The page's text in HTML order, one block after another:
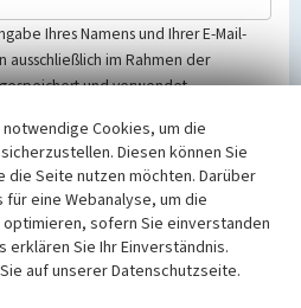
Ihres Namens und Ihrer E-Mail-
ausschließlich im Rahmen der
und verwendet.
entsprechend der Vorschriften des
NRW und der seit
Datenschutzgrundverordnung
beachten Sie bitte unsere
Cookies, um die
Diesen können Sie
Seite nutzen möchten. Darüber
eine Webanalyse, um die
sofern Sie einverstanden
erklären Sie Ihr Einverständnis.
auf unserer Datenschutzseite.